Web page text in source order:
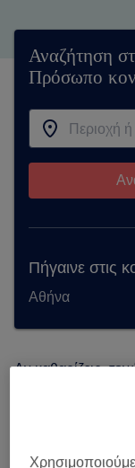
Αναζήτηση
Πρόσωπο
Πήγαινε στις
Αθήνα
Αν καθαρίζεις,
καλά το δέρμα
περισσότερου